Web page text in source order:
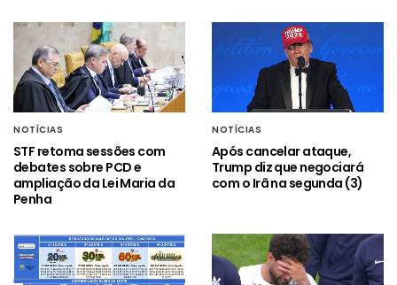
NOTÍCIAS
STF retoma sessões com
debates sobre PCD e
ampliação da Lei Maria da
Penha
NOTÍCIAS
Após cancelar ataque,
Trump diz que negociará
com o Irã na segunda (3)